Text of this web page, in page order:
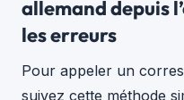
allemand depuis
les erreurs
Pour appeler un
suivez cette méthode